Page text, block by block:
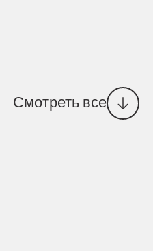
Смотреть все